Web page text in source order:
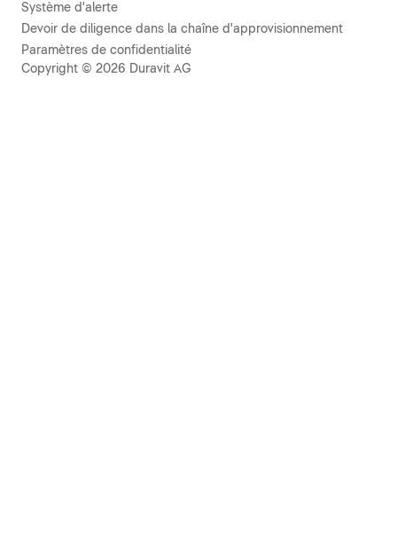
Système d'alerte
Devoir de diligence dans la chaîne d'approvisionnement
Paramètres de confidentialité
Copyright © 2026 Duravit AG